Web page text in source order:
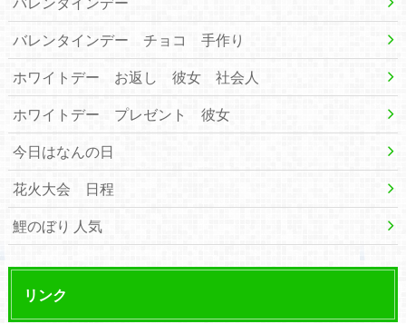
バレンタインデー チョコ 手作り
ホワイトデー お返し 彼女 社会人
ホワイトデー プレゼント 彼女
今日はなんの日
花火大会 日程
鯉のぼり 人気
リンク